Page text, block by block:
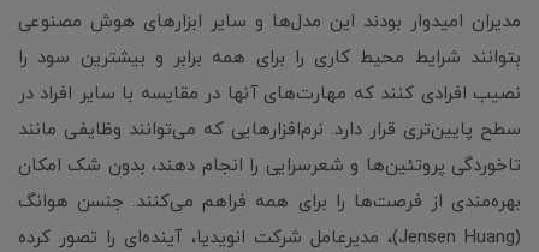
مدیران امیدوار بودند این مدل‌ها و سایر ابزارهای هوش مصنوعی
بتوانند شرایط محیط کاری را برای همه برابر و بیشترین سود را
نصیب افرادی کنند که مهارت‌های آنها در مقایسه با سایر افراد در
سطح پایین‌تری قرار دارد. نرم‌افزارهایی که می‌توانند وظایفی مانند
تاخوردگی پروتئین‌ها و شعرسرایی را انجام دهند، بدون شک امکان
بهره‌مندی از فرصت‌ها را برای همه فراهم می‌کنند. جنسن هوانگ
(Jensen Huang)، مدیرعامل شرکت انویدیا، آینده‌ای را تصور کرده